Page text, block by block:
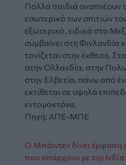
Πολλά παιδιά αναπνέουν
εσωτερικό των σπιτιών
εξωτερικό, ειδικά στο
συμβαίνει στη Φινλανδία
τονίζεται στην έκθεση.
στην Ολλανδία, στην
στην Ελβετία, πάνω από
εκτίθεται σε υψηλά
εντομοκτόνα.
Πηγή: ΑΠΕ-ΜΠΕ
Ο Μπάιντεν δίνει έμφαση
που υπάρχουν με την Ινδία